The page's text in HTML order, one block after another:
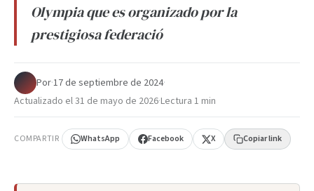
Olympia que es organizado por la
prestigiosa federació
Por·17 de septiembre de 2024·
Actualizado el31 de mayo de 2026·Lectura 1 min
COMPARTIR WhatsApp Facebook X Copiar link